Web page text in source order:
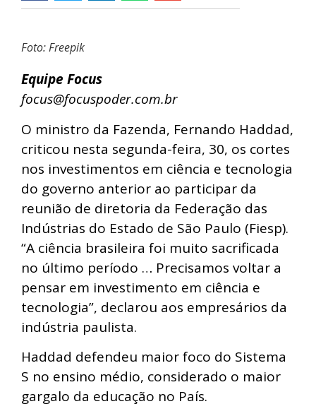
Foto: Freepik
Equipe Focus
focus@focuspoder.com.br
O ministro da Fazenda, Fernando Haddad,
criticou nesta segunda-feira, 30, os cortes
nos investimentos em ciência e tecnologia
do governo anterior ao participar da
reunião de diretoria da Federação das
Indústrias do Estado de São Paulo (Fiesp).
“A ciência brasileira foi muito sacrificada
no último período … Precisamos voltar a
pensar em investimento em ciência e
tecnologia”, declarou aos empresários da
indústria paulista.
Haddad defendeu maior foco do Sistema
S no ensino médio, considerado o maior
gargalo da educação no País.